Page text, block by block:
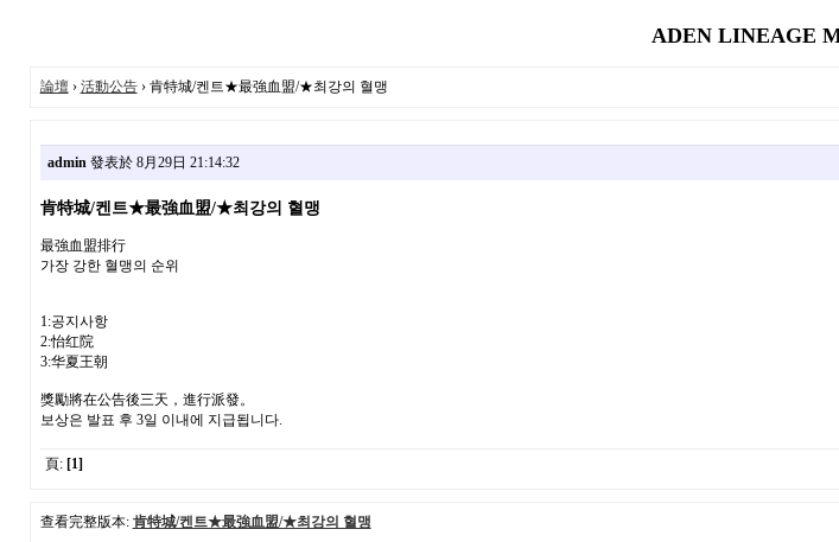
ADEN LINEAGE
論壇› 活動公告› 肯特城/켄트★最強血盟/★최강의 혈맹
admin發表於 8月29日 21:14:32
肯特城/켄트★最強血盟/★최강의 혈맹
最強血盟排行
가장 강한 혈맹의 순위
1:공지사항
2:怡红院
3:华夏王朝
獎勵將在公告後三天，進行派發。
보상은 발표 후 3일 이내에 지급됩니다.
頁: [1]
查看完整版本: 肯特城/켄트★最強血盟/★최강의 혈맹